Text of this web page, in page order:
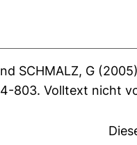
SCHMALZ, G (2005)
803.Volltext nicht